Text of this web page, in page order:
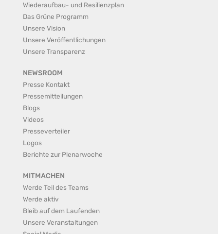
Wiederaufbau- und Resilienzplan
Das Grüne Programm
Unsere Vision
Unsere Veröffentlichungen
Unsere Transparenz
NEWSROOM
Presse Kontakt
Pressemitteilungen
Blogs
Videos
Presseverteiler
Logos
Berichte zur Plenarwoche
MITMACHEN
Werde Teil des Teams
Werde aktiv
Bleib auf dem Laufenden
Unsere Veranstaltungen